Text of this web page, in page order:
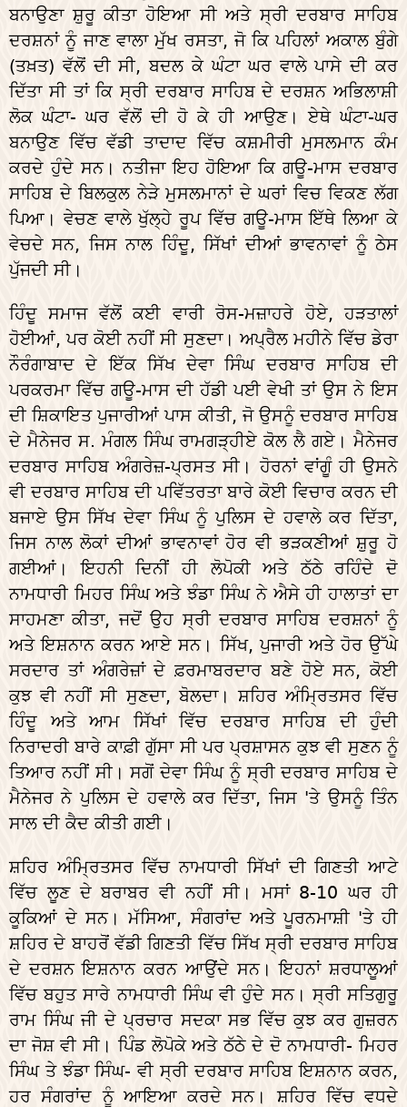
ਬਨਾਉਣਾ ਸ਼ੁਰੂ ਕੀਤਾ ਹੋਇਆ ਸੀ ਅਤੇ ਸ੍ਰੀ ਦਰਬਾਰ ਸਾਹਿਬ
ਦਰਸ਼ਨਾਂ ਨੂੰ ਜਾਣ ਵਾਲਾ ਮੁੱਖ ਰਸਤਾ, ਜੋ ਕਿ ਪਹਿਲਾਂ ਅਕਾਲ ਬੁੰਗੇ
(ਤਖ਼ਤ) ਵੱਲੋਂ ਦੀ ਸੀ, ਬਦਲ ਕੇ ਘੰਟਾ ਘਰ ਵਾਲੇ ਪਾਸੇ ਦੀ ਕਰ
ਦਿੱਤਾ ਸੀ ਤਾਂ ਕਿ ਸ੍ਰੀ ਦਰਬਾਰ ਸਾਹਿਬ ਦੇ ਦਰਸ਼ਨ ਅਭਿਲਾਸ਼ੀ
ਲੋਕ ਘੰਟਾ- ਘਰ ਵੱਲੋਂ ਦੀ ਹੋ ਕੇ ਹੀ ਆਉਣ। ਏਥੇ ਘੰਟਾ-ਘਰ
ਬਨਾਉਣ ਵਿੱਚ ਵੱਡੀ ਤਾਦਾਦ ਵਿੱਚ ਕਸ਼ਮੀਰੀ ਮੁਸਲਮਾਨ ਕੰਮ
ਕਰਦੇ ਹੁੰਦੇ ਸਨ। ਨਤੀਜਾ ਇਹ ਹੋਇਆ ਕਿ ਗਊ-ਮਾਸ ਦਰਬਾਰ
ਸਾਹਿਬ ਦੇ ਬਿਲਕੁਲ ਨੇੜੇ ਮੁਸਲਮਾਨਾਂ ਦੇ ਘਰਾਂ ਵਿਚ ਵਿਕਣ ਲੱਗ
ਪਿਆ। ਵੇਚਣ ਵਾਲੇ ਖੁੱਲ੍ਹੇ ਰੂਪ ਵਿੱਚ ਗਊ-ਮਾਸ ਇੱਥੇ ਲਿਆ ਕੇ
ਵੇਚਦੇ ਸਨ, ਜਿਸ ਨਾਲ ਹਿੰਦੂ, ਸਿੱਖਾਂ ਦੀਆਂ ਭਾਵਨਾਵਾਂ ਨੂੰ ਠੇਸ
ਪੁੱਜਦੀ ਸੀ।
ਹਿੰਦੂ ਸਮਾਜ ਵੱਲੋਂ ਕਈ ਵਾਰੀ ਰੋਸ-ਮਜ਼ਾਹਰੇ ਹੋਏ, ਹੜਤਾਲਾਂ
ਹੋਈਆਂ, ਪਰ ਕੋਈ ਨਹੀਂ ਸੀ ਸੁਣਦਾ। ਅਪ੍ਰੈਲ ਮਹੀਨੇ ਵਿੱਚ ਡੇਰਾ
ਨੌਰੰਗਾਬਾਦ ਦੇ ਇੱਕ ਸਿੱਖ ਦੇਵਾ ਸਿੰਘ ਦਰਬਾਰ ਸਾਹਿਬ ਦੀ
ਪਰਕਰਮਾ ਵਿੱਚ ਗਊ-ਮਾਸ ਦੀ ਹੱਡੀ ਪਈ ਵੇਖੀ ਤਾਂ ਉਸ ਨੇ ਇਸ
ਦੀ ਸ਼ਿਕਾਇਤ ਪੁਜਾਰੀਆਂ ਪਾਸ ਕੀਤੀ, ਜੋ ਉਸਨੂੰ ਦਰਬਾਰ ਸਾਹਿਬ
ਦੇ ਮੈਨੇਜਰ ਸ. ਮੰਗਲ ਸਿੰਘ ਰਾਮਗੜ੍ਹੀਏ ਕੋਲ ਲੈ ਗਏ। ਮੈਨੇਜਰ
ਦਰਬਾਰ ਸਾਹਿਬ ਅੰਗਰੇਜ਼-ਪ੍ਰਸਤ ਸੀ। ਹੋਰਨਾਂ ਵਾਂਗੂੰ ਹੀ ਉਸਨੇ
ਵੀ ਦਰਬਾਰ ਸਾਹਿਬ ਦੀ ਪਵਿੱਤਰਤਾ ਬਾਰੇ ਕੋਈ ਵਿਚਾਰ ਕਰਨ ਦੀ
ਬਜਾਏ ਉਸ ਸਿੱਖ ਦੇਵਾ ਸਿੰਘ ਨੂੰ ਪੁਲਿਸ ਦੇ ਹਵਾਲੇ ਕਰ ਦਿੱਤਾ,
ਜਿਸ ਨਾਲ ਲੋਕਾਂ ਦੀਆਂ ਭਾਵਨਾਵਾਂ ਹੋਰ ਵੀ ਭੜਕਣੀਆਂ ਸ਼ੁਰੂ ਹੋ
ਗਈਆਂ। ਇਹਨੀ ਦਿਨੀਂ ਹੀ ਲੋਪੋਕੀ ਅਤੇ ਠੱਠੇ ਰਹਿੰਦੇ ਦੋ
ਨਾਮਧਾਰੀ ਮਿਹਰ ਸਿੰਘ ਅਤੇ ਝੰਡਾ ਸਿੰਘ ਨੇ ਐਸੇ ਹੀ ਹਾਲਾਤਾਂ ਦਾ
ਸਾਹਮਣਾ ਕੀਤਾ, ਜਦੋਂ ਉਹ ਸ੍ਰੀ ਦਰਬਾਰ ਸਾਹਿਬ ਦਰਸ਼ਨਾਂ ਨੂੰ
ਅਤੇ ਇਸ਼ਨਾਨ ਕਰਨ ਆਏ ਸਨ। ਸਿੱਖ, ਪੁਜਾਰੀ ਅਤੇ ਹੋਰ ਉੱਘੇ
ਸਰਦਾਰ ਤਾਂ ਅੰਗਰੇਜ਼ਾਂ ਦੇ ਫ਼ਰਮਾਬਰਦਾਰ ਬਣੇ ਹੋਏ ਸਨ, ਕੋਈ
ਕੁਝ ਵੀ ਨਹੀਂ ਸੀ ਸੁਣਦਾ, ਬੋਲਦਾ। ਸ਼ਹਿਰ ਅੰਮ੍ਰਿਤਸਰ ਵਿੱਚ
ਹਿੰਦੂ ਅਤੇ ਆਮ ਸਿੱਖਾਂ ਵਿੱਚ ਦਰਬਾਰ ਸਾਹਿਬ ਦੀ ਹੁੰਦੀ
ਨਿਰਾਦਰੀ ਬਾਰੇ ਕਾਫ਼ੀ ਗੁੱਸਾ ਸੀ ਪਰ ਪ੍ਰਸ਼ਾਸਨ ਕੁਝ ਵੀ ਸੁਣਨ ਨੂੰ
ਤਿਆਰ ਨਹੀਂ ਸੀ। ਸਗੋਂ ਦੇਵਾ ਸਿੰਘ ਨੂੰ ਸ੍ਰੀ ਦਰਬਾਰ ਸਾਹਿਬ ਦੇ
ਮੈਨੇਜਰ ਨੇ ਪੁਲਿਸ ਦੇ ਹਵਾਲੇ ਕਰ ਦਿੱਤਾ, ਜਿਸ 'ਤੇ ਉਸਨੂੰ ਤਿੰਨ
ਸਾਲ ਦੀ ਕੈਦ ਕੀਤੀ ਗਈ।
ਸ਼ਹਿਰ ਅੰਮ੍ਰਿਤਸਰ ਵਿੱਚ ਨਾਮਧਾਰੀ ਸਿੱਖਾਂ ਦੀ ਗਿਣਤੀ ਆਟੇ
ਵਿੱਚ ਲੂਣ ਦੇ ਬਰਾਬਰ ਵੀ ਨਹੀਂ ਸੀ। ਮਸਾਂ 8-10 ਘਰ ਹੀ
ਕੂਕਿਆਂ ਦੇ ਸਨ। ਮੱਸਿਆ, ਸੰਗਰਾਂਦ ਅਤੇ ਪੂਰਨਮਾਸ਼ੀ 'ਤੇ ਹੀ
ਸ਼ਹਿਰ ਦੇ ਬਾਹਰੋਂ ਵੱਡੀ ਗਿਣਤੀ ਵਿੱਚ ਸਿੱਖ ਸ੍ਰੀ ਦਰਬਾਰ ਸਾਹਿਬ
ਦੇ ਦਰਸ਼ਨ ਇਸ਼ਨਾਨ ਕਰਨ ਆਉਂਦੇ ਸਨ। ਇਹਨਾਂ ਸ਼ਰਧਾਲੂਆਂ
ਵਿੱਚ ਬਹੁਤ ਸਾਰੇ ਨਾਮਧਾਰੀ ਸਿੰਘ ਵੀ ਹੁੰਦੇ ਸਨ। ਸ੍ਰੀ ਸਤਿਗੁਰੂ
ਰਾਮ ਸਿੰਘ ਜੀ ਦੇ ਪ੍ਰਚਾਰ ਸਦਕਾ ਸਭ ਵਿੱਚ ਕੁਝ ਕਰ ਗੁਜ਼ਰਨ
ਦਾ ਜੋਸ਼ ਵੀ ਸੀ। ਪਿੰਡ ਲੋਪੋਕੇ ਅਤੇ ਠੱਠੇ ਦੇ ਦੋ ਨਾਮਧਾਰੀ- ਮਿਹਰ
ਸਿੰਘ ਤੇ ਝੰਡਾ ਸਿੰਘ- ਵੀ ਸ੍ਰੀ ਦਰਬਾਰ ਸਾਹਿਬ ਇਸ਼ਨਾਨ ਕਰਨ,
ਹਰ ਸੰਗਰਾਂਦ ਨੂੰ ਆਇਆ ਕਰਦੇ ਸਨ। ਸ਼ਹਿਰ ਵਿੱਚ ਵਧਦੇ